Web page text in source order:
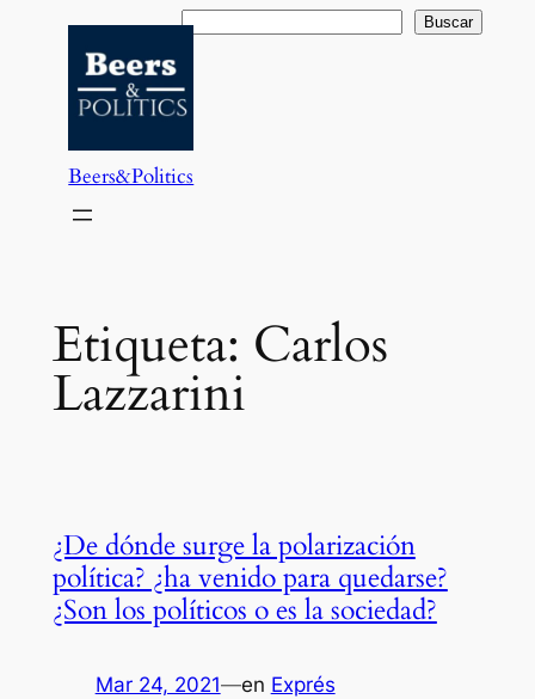
contenido
Buscar Buscar
Beers&Politics
Etiqueta: Carlos
Lazzarini
¿De dónde surge la polarización
política? ¿ha venido para quedarse?
¿Son los políticos o es la sociedad?
Mar 24, 2021—en Exprés